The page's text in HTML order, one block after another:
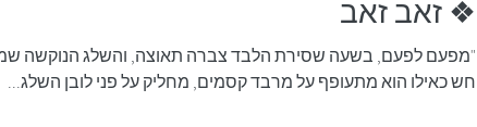
❖ זאב זאב
"מפעם לפעם, בשעה שסירת הלבד צברה תאוצה, והשלג הנוקשה
חש כאילו הוא מתעופף על מרבד קסמים, מחליק על פני לובן השלג...